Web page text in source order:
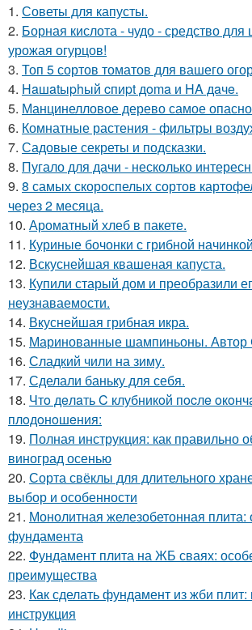
1. Советы для капусты.
2. Борная кислота - чудо - средство для
урожая огурцов!
3. Топ 5 сортов томатов для вашего
4. Haшatыphый cпиpt дoma и HA дaчe.
5. Манцинелловое дерево самое
6. Комнатные растения - фильтры
7. Садовые секреты и подсказки.
8. Пугало для дачи - несколько
9. 8 самых скороспелых сортов
через 2 месяца.
10. Ароматный хлеб в пакете.
11. Куриные бочонки с грибной
12. Вскуснейшая квашеная капуста.
13. Купили старый дом и преобразили
неузнаваемости.
14. Вкуснейшая грибная икра.
15. Маринованные шампиньоны. Автор
16. Сладкий чили на зиму.
17. Сделали баньку для себя.
18. Чтo дeлaть C клубникoй пocлe
плoдoнoшeния:
19. Полная инструкция: как правильно
виноград осенью
20. Сорта свёклы для длительного
выбор и особенности
21. Монолитная железобетонная плита:
фундамента
22. Фундамент плита на ЖБ сваях:
преимущества
23. Как сделать фундамент из жби
инструкция